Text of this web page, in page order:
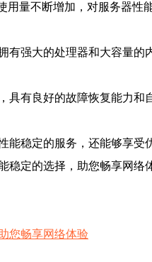
用量不断增加，对服务器
有强大的处理器和大容量
具有良好的故障恢复能力
能稳定的服务，还能够享
稳定的选择，助您畅享网
您畅享网络体验